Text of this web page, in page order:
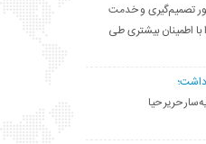
تصمیم‌گیری و خدمت
با اطمینان بیشتری طی
حریر حیا